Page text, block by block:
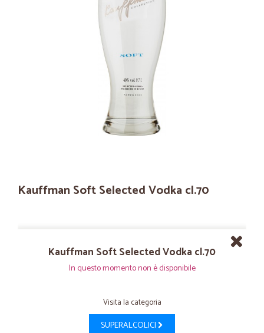
Kauffman Soft Selected Vodka cl.70
Kauffman Soft Selected Vodka cl.70
In questo momento non è disponibile
Visita la categoria
SUPERALCOLICI